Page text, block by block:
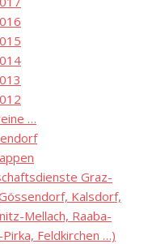
…
Graz-
Kalsdorf,
Mellach, Raaba-
Feldkirchen …)